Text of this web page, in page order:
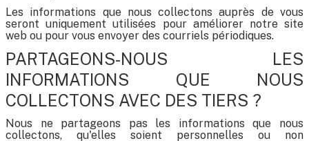
Les informations que nous collectons auprès de vous
seront uniquement utilisées pour améliorer notre site
web ou pour vous envoyer des courriels périodiques.
PARTAGEONS-NOUS LES
INFORMATIONS QUE NOUS
COLLECTONS AVEC DES TIERS ?
Nous ne partageons pas les informations que nous
collectons, qu'elles soient personnelles ou non